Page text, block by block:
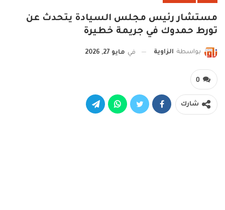
مستشار رئيس مجلس السيادة يتحدث عن
تورط حمدوك في جريمة خطيرة
بواسطة الزاوية في مايو 27, 2026
0
شارك